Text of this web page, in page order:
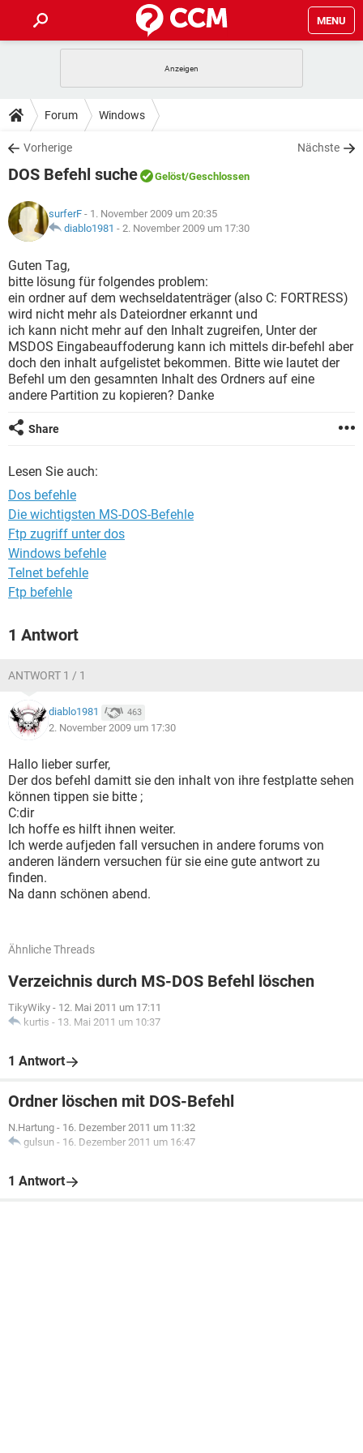
MENU
ANDROID
WINDOWS 10
WHATSAPP TIKTOK
FACEBOOK
TIPPS & TRICKS
SPIELE
WHATSAPP TIKTOK
FACEBOOK
DOWNLOADS
SPIELE STREAMING
ANDROID
WINDOWS 10 INSTAGRAM
WHATSAPP
FACEBOOK HARDWARE
SPIELE STREAMING
ANDROID
WINDOWS 10
WHATSAPP TIKTOK
FACEBOOK HARDWARE
LEXIKON
SPIELE
ANDROID IOS
WINDOWS 10 INSTAGRAM
WHATSAPP TIKTOK
FACEBOOK HARDWARE
Forum Windows
Vorherige Nächste
DOS Befehl suche Gelöst/Geschlossen
surferF - 1. November 2009 um 20:35
diablo1981 - 2. November 2009 um 17:30
Guten Tag,
bitte lösung für folgendes problem:
ein ordner auf dem wechseldatenträger (also C: FORTRESS)
wird nicht mehr als Dateiordner erkannt und
ich kann nicht mehr auf den Inhalt zugreifen, Unter der
MSDOS Eingabeauffoderung kann ich mittels dir-befehl aber
doch den inhalt aufgelistet bekommen. Bitte wie lautet der
Befehl um den gesamnten Inhalt des Ordners auf eine
andere Partition zu kopieren? Danke
Share
Lesen Sie auch:
Dos befehle
Die wichtigsten MS-DOS-Befehle
Ftp zugriff unter dos
Windows befehle
Telnet befehle
Ftp befehle
1 Antwort
ANTWORT 1 / 1
diablo1981 463
2. November 2009 um 17:30
Hallo lieber surfer,
Der dos befehl damitt sie den inhalt von ihre festplatte sehen
können tippen sie bitte ;
C:dir
Ich hoffe es hilft ihnen weiter.
Ich werde aufjeden fall versuchen in andere forums von
anderen ländern versuchen für sie eine gute antwort zu
finden.
Na dann schönen abend.
Ähnliche Threads
Verzeichnis durch MS-DOS Befehl löschen
TikyWiky - 12. Mai 2011 um 17:11
kurtis - 13. Mai 2011 um 10:37
1 Antwort
Ordner löschen mit DOS-Befehl
N.Hartung - 16. Dezember 2011 um 11:32
gulsun - 16. Dezember 2011 um 16:47
1 Antwort